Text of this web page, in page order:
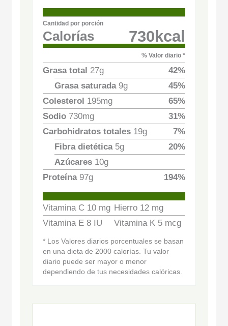
Cantidad por porción
Calorías 730 kcal
% Valor diario *
Grasa total 27g 42%
Grasa saturada 9g 45%
Colesterol 195mg 65%
Sodio 730mg 31%
Carbohidratos totales 19g 7%
Fibra dietética 5g 20%
Azúcares 10g
Proteína 97g 194%
Vitamina C 10mg Hierro 12 mg
Vitamina E 8IU Vitamina K 5 mcg
* Los Valores diarios porcentuales se basan
en una dieta de 2000 calorías. Tu valor
diario puede ser mayor o menor
dependiendo de tus necesidades calóricas.